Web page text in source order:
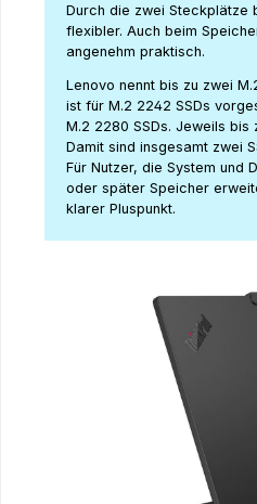
Durch die zwei Steckplätze
flexibler. Auch beim
angenehm praktisch.
Lenovo nennt bis zu zwei
ist für M.2 2242 SSDs
M.2 2280 SSDs. Jeweils bis
Damit sind insgesamt zwei
Für Nutzer, die System und
oder später Speicher
klarer Pluspunkt.